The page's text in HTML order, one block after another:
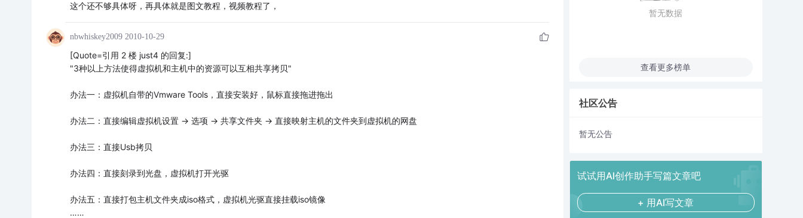
这个还不够具体呀，再具体就是图文教程，视频教程了，
nbwhiskey2009 2010-10-29
[Quote=引用 2 楼 just4 的回复:]
"3种以上方法使得虚拟机和主机中的资源可以互相共享拷贝"
办法一：虚拟机自带的Vmware Tools，直接安装好，鼠标直接拖进拖出
办法二：直接编辑虚拟机设置 -> 选项 -> 共享文件夹 -> 直接映射主机的文件夹到虚拟机的网盘
办法三：直接Usb拷贝
办法四：直接刻录到光盘，虚拟机打开光驱
办法五：直接打包主机文件夹成iso格式，虚拟机光驱直接挂载iso镜像
……
暂无数据
查看更多榜单
社区公告
暂无公告
试试用AI创作助手写篇文章吧
+ 用AI写文章